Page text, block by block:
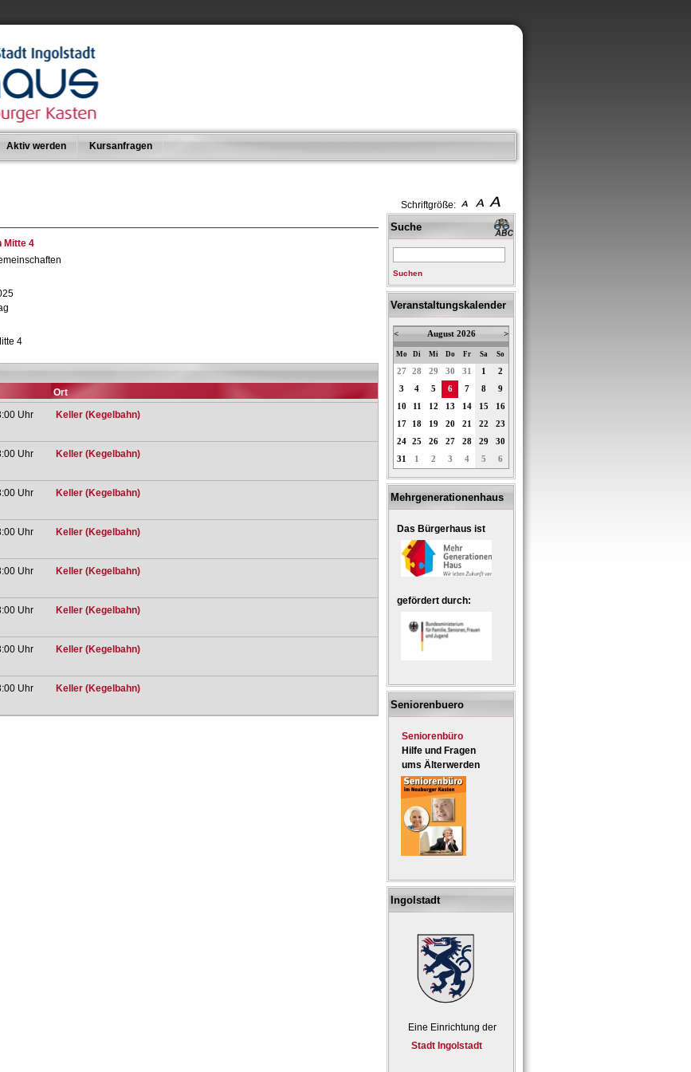
Schriftgröße:
Aktiv werden Kursanfragen
Mitte 4
4
Ort
Uhr Keller (Kegelbahn)
Uhr Keller (Kegelbahn)
Uhr Keller (Kegelbahn)
Uhr Keller (Kegelbahn)
Uhr Keller (Kegelbahn)
Uhr Keller (Kegelbahn)
Uhr Keller (Kegelbahn)
Uhr Keller (Kegelbahn)
Suche
Suchen
Veranstaltungskalender
< August 2026 >
Mo Di Mi Do Fr Sa So
27 28 29 30 31 1
2
3
4 5 6 7 8
9
10
11 12 13 14 15
16
17
18 19 20 21 22
23
24
25 26 27 28 29
30
31
1 2 3 4 5 6
Mehrgenerationenhaus
Das Bürgerhaus ist
gefördert durch:
Seniorenbuero
Seniorenbüro
Hilfe und Fragen
ums Älterwerden
Ingolstadt
Eine Einrichtung der
Stadt Ingolstadt